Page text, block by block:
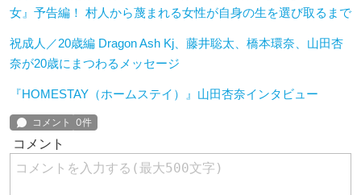
女』予告編！ 村人から蔑まれる女性が自身の生を選び取るまで
祝成人／20歳編 Dragon Ash Kj、藤井聡太、橋本環奈、山田杏
奈が20歳にまつわるメッセージ
『HOMESTAY（ホームステイ）』山田杏奈インタビュー